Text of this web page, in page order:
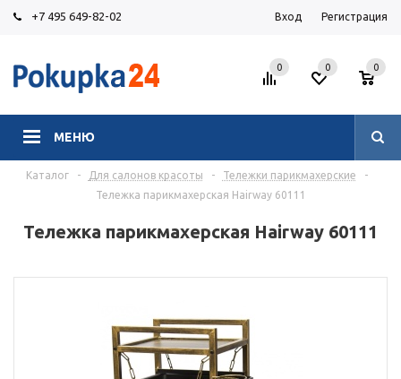
+7 495 649-82-02 Вход Регистрация
МЕНЮ
0 0
0
Каталог - Для салонов красоты - Тележки парикмахерские
-
Тележка парикмахерская Hairway 60111
Тележка парикмахерская Hairway 60111